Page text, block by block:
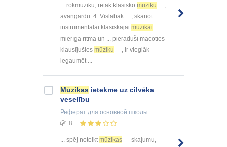
... rokmūziku, retāk klasisko mūziku
,
avangardu. 4. Vislabāk ... , skanot
instrumentālai klasiskajai mūzikai
mierīgā ritmā un ... pieraduši mācoties
klausījušies mūziku
, ir vieglāk
iegaumēt ...
Mūzikas ietekme uz cilvēka
veselību
Реферат для основной школы
8
... spēj noteikt mūzikas
skaļumu,